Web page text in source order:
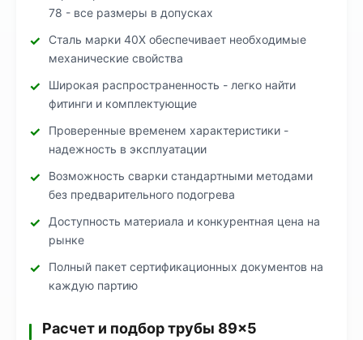
78 - все размеры в допусках
Сталь марки 40Х обеспечивает необходимые
механические свойства
Широкая распространенность - легко найти
фитинги и комплектующие
Проверенные временем характеристики -
надежность в эксплуатации
Возможность сварки стандартными методами
без предварительного подогрева
Доступность материала и конкурентная цена на
рынке
Полный пакет сертификационных документов на
каждую партию
Расчет и подбор трубы 89×5